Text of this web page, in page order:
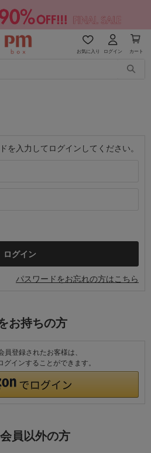
お気に入り ログイン カート
を入力してログインしてください。
パスワードをお忘れの方はこちら
お持ちの方
登録されたお客様は、
インすることができます。
員以外の方